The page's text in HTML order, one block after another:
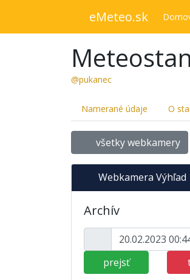
eMeteo.sk
@pukanec
Namerané údaje O
všetky webkamery
Webkamera Výhľad
Archív
prejsť